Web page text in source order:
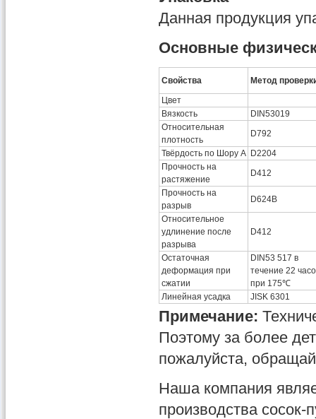
Данная продукция
Основные
Свойства
Метод
Цвет
Вязкость
DIN53019
Относительная
плотность
D792
Твёрдость по Шору A D2204
Прочность на
растяжение
D412
Прочность на
разрыв
D624B
Относительное
удлинение после
разрыва
D412
Остаточная
деформация при
сжатии
DIN53 517 в
течение 22
при 175℃
Линейная усадка
JISK 6301
Примечание:
Поэтому за более
пожалуйста,
Наша компания
производства